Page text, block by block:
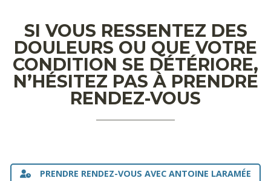
SI VOUS RESSENTEZ DES
DOULEURS OU QUE VOTRE
CONDITION SE DÉTÉRIORE,
N’HÉSITEZ PAS À PRENDRE
RENDEZ-VOUS
PRENDRE RENDEZ-VOUS AVEC ANTOINE LARAMÉE